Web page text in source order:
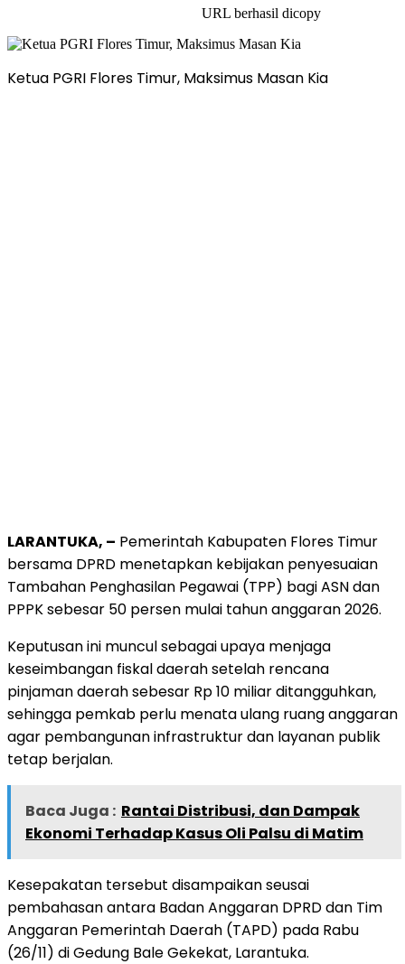
URL berhasil dicopy
Ketua PGRI Flores Timur, Maksimus Masan Kia
LARANTUKA, – Pemerintah Kabupaten Flores Timur
bersama DPRD menetapkan kebijakan penyesuaian
Tambahan Penghasilan Pegawai (TPP) bagi ASN dan
PPPK sebesar 50 persen mulai tahun anggaran 2026.
Keputusan ini muncul sebagai upaya menjaga
keseimbangan fiskal daerah setelah rencana
pinjaman daerah sebesar Rp 10 miliar ditangguhkan,
sehingga pemkab perlu menata ulang ruang anggaran
agar pembangunan infrastruktur dan layanan publik
tetap berjalan.
Baca Juga : Rantai Distribusi, dan Dampak
Ekonomi Terhadap Kasus Oli Palsu di Matim
Kesepakatan tersebut disampaikan seusai
pembahasan antara Badan Anggaran DPRD dan Tim
Anggaran Pemerintah Daerah (TAPD) pada Rabu
(26/11) di Gedung Bale Gekekat, Larantuka.